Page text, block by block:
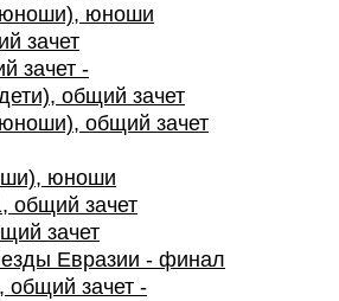
юноши
зачет
зачет -
общий зачет
общий зачет
юноши
общий зачет
зачет
Евразии - финал
зачет -